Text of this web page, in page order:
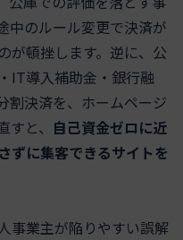
中のルール変更で決済が
が頓挫します。逆に、公
IT導入補助金・銀行融
割決済を、ホームページ
と、 自己資金ゼロに近
ずに集客できるサイトを
事業主が陥りやすい誤解